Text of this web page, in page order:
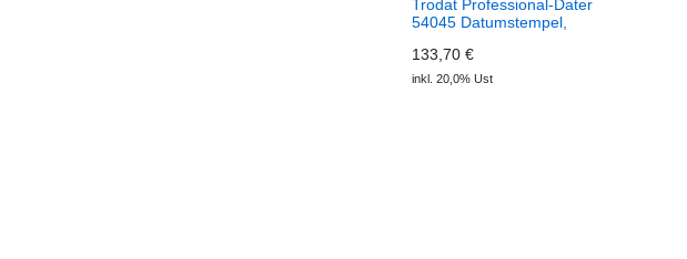
Trodat Professional-Dater
54045 Datumstempel,
133,70 €
inkl. 20,0% Ust